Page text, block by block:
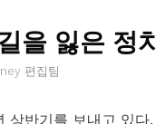
을 잃은 정
편집팀
상반기를 보내고 있